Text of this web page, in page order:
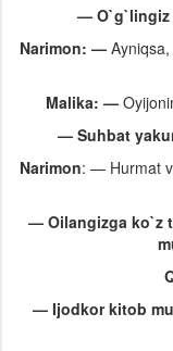
— O`g`lingiz
Narimon: —
Malika: —
— Suhbat
Narimon: — Hurmat
— Oilangizga ko`z
— Ijodkor kitob